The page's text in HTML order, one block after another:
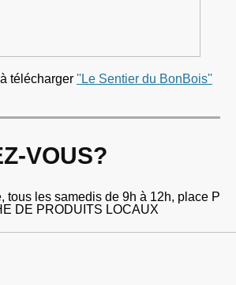
télécharger ''Le Sentier du BonBois''
VOUS?
tous les samedis de 9h à 12h, place P
DE PRODUITS LOCAUX